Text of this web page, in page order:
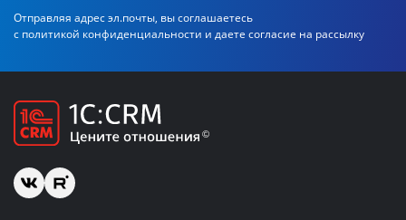
Отправляя адрес эл.почты, вы соглашаетесь
с политикой конфиденциальности и даете согласие на рассылку